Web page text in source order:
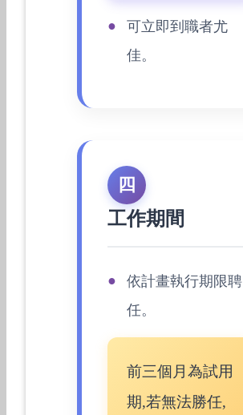
可立即到職者尤
佳。
四
工作期間
依計畫執行期限聘
任。
前三個月為試用
期,若無法勝任,